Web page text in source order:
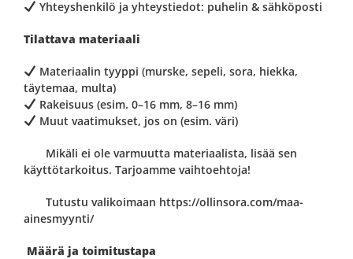
Yhteyshenkilö ja yhteystiedot: puhelin & sähköposti
Tilattava materiaali
Materiaalin tyyppi (murske, sepeli, sora, hiekka,
täytemaa, multa)
Rakeisuus (esim. 0–16 mm, 8–16 mm)
Muut vaatimukset, jos on (esim. väri)
Mikäli ei ole varmuutta materiaalista, lisää sen
käyttötarkoitus. Tarjoamme vaihtoehtoja!
Tutustu valikoimaan https://ollinsora.com/maa-
ainesmyynti/
Määrä ja toimitustapa